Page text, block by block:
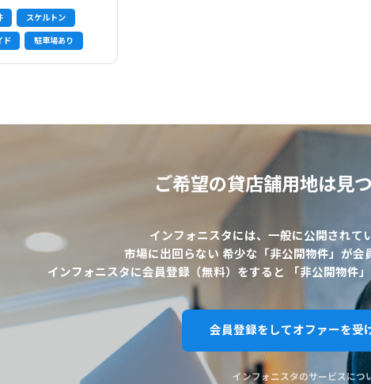
スケルトン
ド 駐車場あり
ご希望の貸店舗用地は見
インフォニスタには、一般に公開されて
市場に出回らない 希少な「非公開物件」が会
インフォニスタに会員登録（無料）をすると 「非公開物件
会員登録をしてオファーを受
インフォニスタのサービスにつ